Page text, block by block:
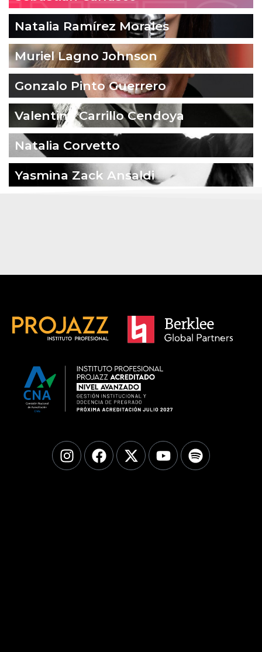
Natalia Ramírez Morales
Muriel Lagno Johnson
Gonzalo Pinto Guerrero
Valentina Carrillo Cendoya
Natalia Corvetto
Yasmina Zack Ansaldi